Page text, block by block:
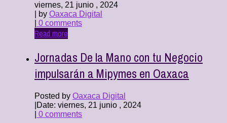
viernes, 21 junio , 2024
| by Oaxaca Digital
0 comments
Read more
Jornadas De la Mano con tu Negocio
impulsarán a Mipymes en Oaxaca
Posted by Oaxaca Digital
Date: viernes, 21 junio , 2024
0 comments